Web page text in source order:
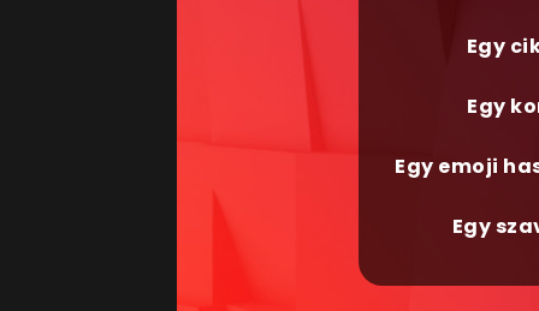
Egy
Egy
Egy emoji
Egy